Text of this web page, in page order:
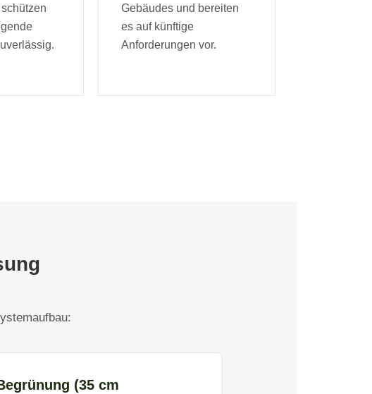
Gebäudes und bereiten
es auf künftige
Anforderungen vor.
(35 cm